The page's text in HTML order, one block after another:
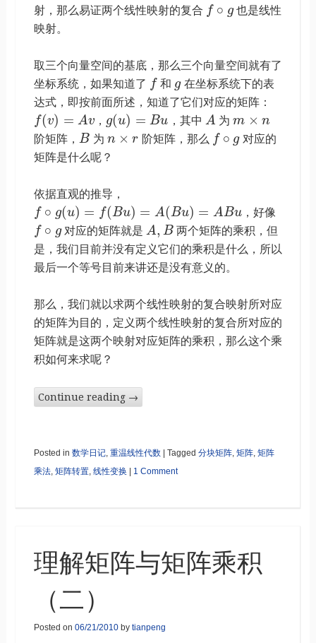
射，那么易证两个线性映射的复合 f ∘ g也是线性
映射。
取三个向量空间的基底，那么三个向量空间就有了
坐标系统，如果知道了 f 和 g在坐标系统下的表
达式，即按前面所述，知道了它们对应的矩阵：
f(v) = Av ， g(u) = Bu ，其中 A 为m × n
阶矩阵， B 为 n × r 阶矩阵，那么 f ∘ g 对应的
矩阵是什么呢？
依据直观的推导，
f ∘ g(u) = f(Bu) = A(Bu) = ABu ，好像
f ∘ g对应的矩阵就是 A, B两个矩阵的乘积，但
是，我们目前并没有定义它们的乘积是什么，所以
最后一个等号目前来讲还是没有意义的。
那么，我们就以求两个线性映射的复合映射所对应
的矩阵为目的，定义两个线性映射的复合所对应的
矩阵就是这两个映射对应矩阵的乘积，那么这个乘
积如何来求呢？
Continue reading →
Posted in 数学日记, 重温线性代数 | Tagged 分块矩阵, 矩阵, 矩阵
乘法, 矩阵转置, 线性变换 | 1 Comment
理解矩阵与矩阵乘积
（二）
Posted on 06/21/2010by tianpeng